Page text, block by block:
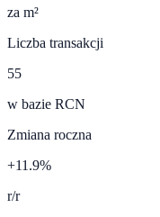
za m²
Liczba transakcji
55
w bazie RCN
Zmiana roczna
+11.9%
r/r